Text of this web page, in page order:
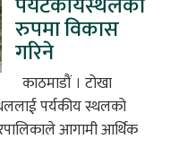
रुपमा विकास
गरिने
काठमाडौं । टोखा
पर्यकीय स्थलको
आगामी आर्थिक